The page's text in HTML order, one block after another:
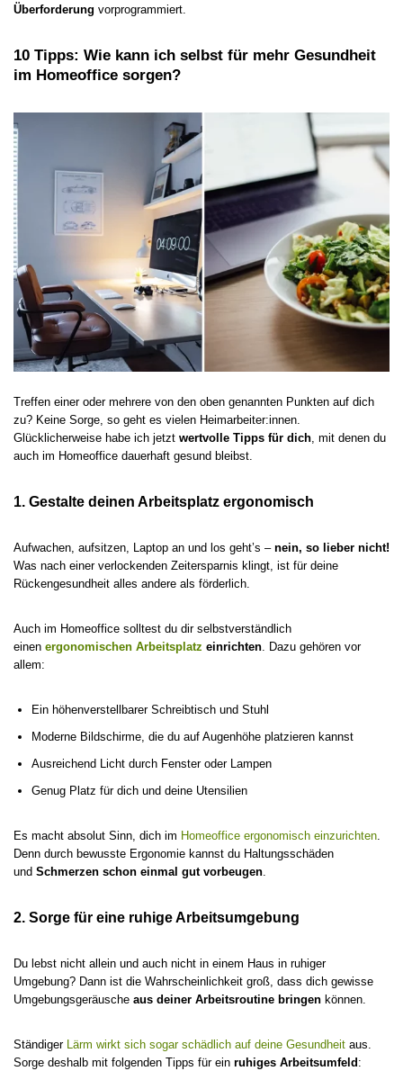
Überforderung vorprogrammiert.
10 Tipps: Wie kann ich selbst für mehr Gesundheit
im Homeoffice sorgen?
Treffen einer oder mehrere von den oben genannten Punkten auf dich
zu? Keine Sorge, so geht es vielen Heimarbeiter:innen.
Glücklicherweise habe ich jetzt wertvolle Tipps für dich, mit denen du
auch im Homeoffice dauerhaft gesund bleibst.
1. Gestalte deinen Arbeitsplatz ergonomisch
Aufwachen, aufsitzen, Laptop an und los geht’s – nein, so lieber nicht!
Was nach einer verlockenden Zeitersparnis klingt, ist für deine
Rückengesundheit alles andere als förderlich.
Auch im Homeoffice solltest du dir selbstverständlich
einen ergonomischen Arbeitsplatz einrichten. Dazu gehören vor
allem:
Ein höhenverstellbarer Schreibtisch und Stuhl
Moderne Bildschirme, die du auf Augenhöhe platzieren kannst
Ausreichend Licht durch Fenster oder Lampen
Genug Platz für dich und deine Utensilien
Es macht absolut Sinn, dich im Homeoffice ergonomisch einzurichten.
Denn durch bewusste Ergonomie kannst du Haltungsschäden
und Schmerzen schon einmal gut vorbeugen.
2. Sorge für eine ruhige Arbeitsumgebung
Du lebst nicht allein und auch nicht in einem Haus in ruhiger
Umgebung? Dann ist die Wahrscheinlichkeit groß, dass dich gewisse
Umgebungsgeräusche aus deiner Arbeitsroutine bringen können.
Ständiger Lärm wirkt sich sogar schädlich auf deine Gesundheit aus.
Sorge deshalb mit folgenden Tipps für ein ruhiges Arbeitsumfeld :